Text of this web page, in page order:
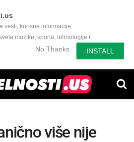
vesti, korisne informacije,
muzike, sporta, tehnologije i
zanimljivog.No Thanks INSTALL
više nije